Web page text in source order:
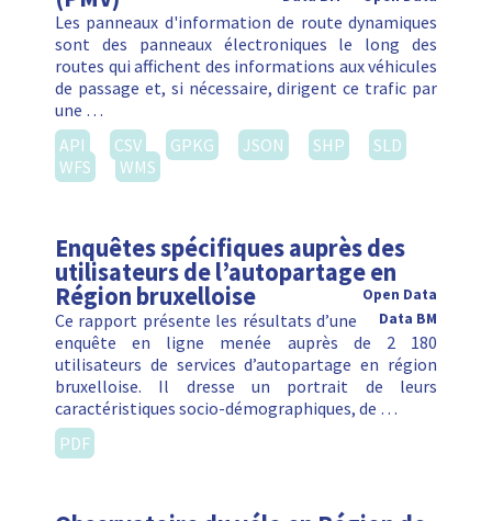
Les panneaux d'information de route dynamiques
sont des panneaux électroniques le long des
routes qui affichent des informations aux véhicules
de passage et, si nécessaire, dirigent ce trafic par
une …
API
CSV GPKG JSON SHP
SLD
WFS
WMS
Enquêtes spécifiques auprès des
utilisateurs de l’autopartage en
Région bruxelloise
Open Data
Data BM
Ce rapport présente les résultats d’une
enquête en ligne menée auprès de 2 180
utilisateurs de services d’autopartage en région
bruxelloise. Il dresse un portrait de leurs
caractéristiques socio-démographiques, de …
PDF